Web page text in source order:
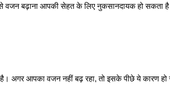
बढ़ाना आपकी सेहत के लिए नुकसानदायक हो सकता
अगर आपका वजन नहीं बढ़ रहा, तो इसके पीछे ये कारण